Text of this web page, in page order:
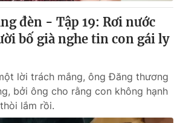
đèn - Tập 19: Rơi nước
bố già nghe tin con gái ly
lời trách mắng, ông Đăng thương
bởi ông cho rằng con không hạnh
lắm rồi.